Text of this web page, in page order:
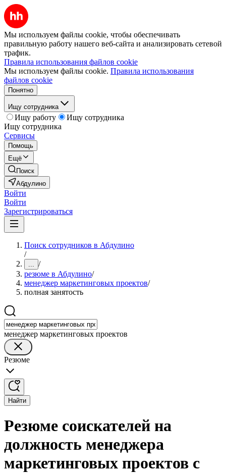
Мы используем файлы cookie, чтобы обеспечивать
правильную работу нашего веб-сайта и анализировать сетевой
трафик.
Правила использования файлов cookie
Мы используем файлы cookie. Правила использования
файлов cookie
Понятно
Ищу сотрудника
Ищу работу
Ищу сотрудника
Ищу сотрудника
Сервисы
Помощь
Ещё
Поиск
Абдулино
Войти
Войти
Зарегистрироваться
Поиск сотрудников в Абдулино
/
... /
резюме в Абдулино/
менеджер маркетинговых проектов/
полная занятость
менеджер маркетинговых проектов
Резюме
Найти
Резюме соискателей на
должность менеджера
маркетинговых проектов с